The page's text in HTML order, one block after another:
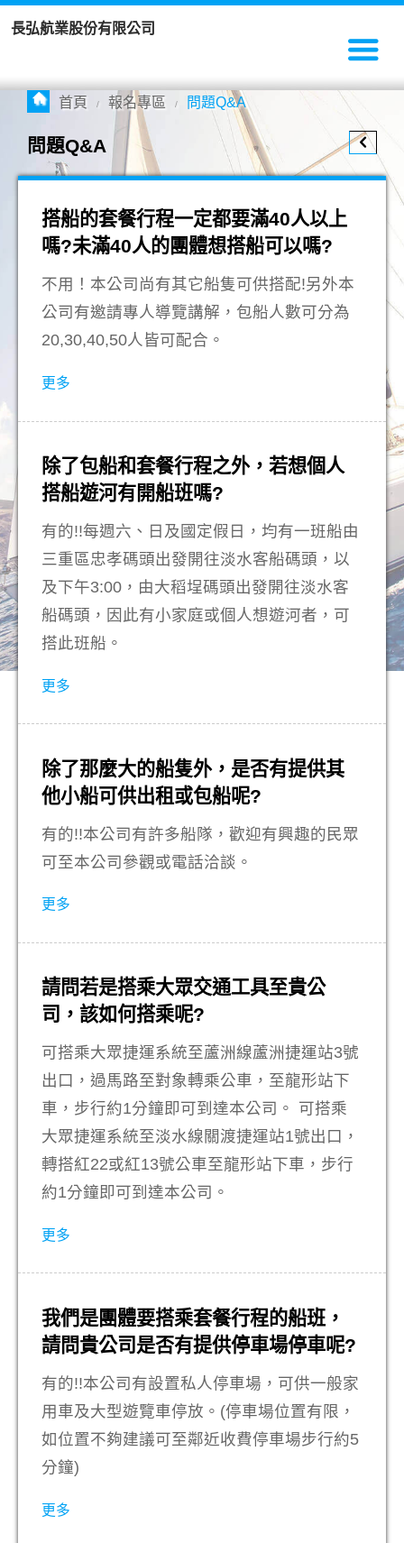
長弘航業股份有限公司
首頁 / 報名專區 / 問題Q&A
問題Q&A
搭船的套餐行程一定都要滿40人以上
嗎?未滿40人的團體想搭船可以嗎?
不用！本公司尚有其它船隻可供搭配!另外本
公司有邀請專人導覽講解，包船人數可分為
20,30,40,50人皆可配合。
更多
除了包船和套餐行程之外，若想個人
搭船遊河有開船班嗎?
有的!!每週六、日及國定假日，均有一班船由
三重區忠孝碼頭出發開往淡水客船碼頭，以
及下午3:00，由大稻埕碼頭出發開往淡水客
船碼頭，因此有小家庭或個人想遊河者，可
搭此班船。
更多
除了那麼大的船隻外，是否有提供其
他小船可供出租或包船呢?
有的!!本公司有許多船隊，歡迎有興趣的民眾
可至本公司參觀或電話洽談。
更多
請問若是搭乘大眾交通工具至貴公
司，該如何搭乘呢?
可搭乘大眾捷運系統至蘆洲線蘆洲捷運站3號
出口，過馬路至對象轉乘公車，至龍形站下
車，步行約1分鐘即可到達本公司。 可搭乘
大眾捷運系統至淡水線關渡捷運站1號出口，
轉搭紅22或紅13號公車至龍形站下車，步行
約1分鐘即可到達本公司。
更多
我們是團體要搭乘套餐行程的船班，
請問貴公司是否有提供停車場停車呢?
有的!!本公司有設置私人停車場，可供一般家
用車及大型遊覽車停放。(停車場位置有限，
如位置不夠建議可至鄰近收費停車場步行約5
分鐘)
更多